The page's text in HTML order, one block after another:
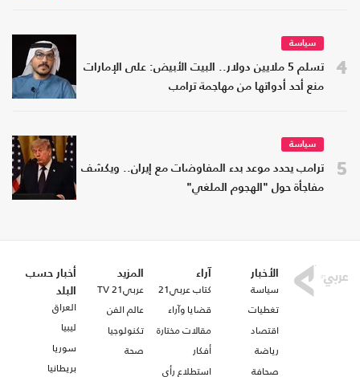
4
سياسة
تسلم 5 ملايين دولار.. البيت الأبيض: على الإمارات
منع أحد أدواتها من مهاجمة ترامب
5
سياسة
ترامب يحدد موعد بدء المفاوضات مع إيران.. ويكشف
مفاجأة حول "الهجوم الملغي"
الأخبار
سياسة
تغطيات
اقتصاد
رياضة
صحافة
آراء
كتاب عربي21
قضايا وآراء
مقالات مختارة
أفكار
استطلاع رأي
المزيد
عربي21 TV
عالم الفن
تكنولوجيا
صحة
أخبار حسب
البلد
العراق
ليبيا
سوريا
بريطانيا